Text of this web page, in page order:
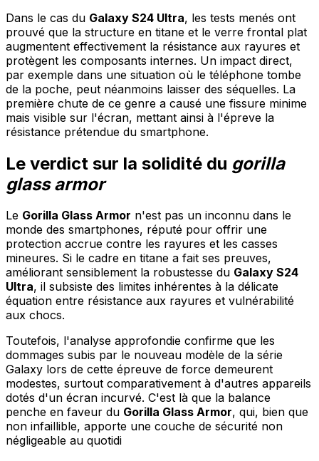
Dans le cas du Galaxy S24 Ultra, les tests menés ont
prouvé que la structure en titane et le verre frontal plat
augmentent effectivement la résistance aux rayures et
protègent les composants internes. Un impact direct,
par exemple dans une situation où le téléphone tombe
de la poche, peut néanmoins laisser des séquelles. La
première chute de ce genre a causé une fissure minime
mais visible sur l'écran, mettant ainsi à l'épreve la
résistance prétendue du smartphone.
Le verdict sur la solidité du gorilla
glass armor
Le Gorilla Glass Armor n'est pas un inconnu dans le
monde des smartphones, réputé pour offrir une
protection accrue contre les rayures et les casses
mineures. Si le cadre en titane a fait ses preuves,
améliorant sensiblement la robustesse du Galaxy S24
Ultra, il subsiste des limites inhérentes à la délicate
équation entre résistance aux rayures et vulnérabilité
aux chocs.
Toutefois, l'analyse approfondie confirme que les
dommages subis par le nouveau modèle de la série
Galaxy lors de cette épreuve de force demeurent
modestes, surtout comparativement à d'autres appareils
dotés d'un écran incurvé. C'est là que la balance
penche en faveur du Gorilla Glass Armor, qui, bien que
non infaillible, apporte une couche de sécurité non
négligeable au quotidi